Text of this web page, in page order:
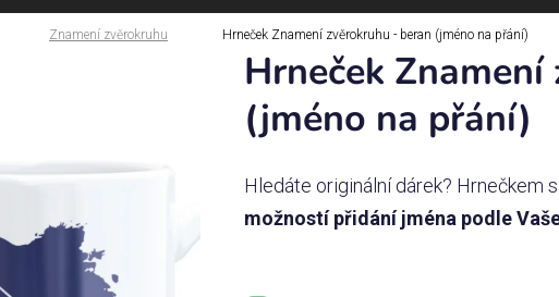
Znamení zvěrokruhu Hrneček Znamení zvěrokruhu - beran (jméno na přání)
Hrneček
(jméno na přání)
Hledáte originální dárek? Hrnečkem
možností přidání jména podle